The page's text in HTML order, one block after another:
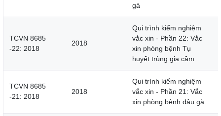
gà
TCVN 8685
-22: 2018
2018
Qui trình kiểm nghiệm
vắc xin - Phần 22: Vắc
xin phòng bệnh Tụ
huyết trùng gia cầm
TCVN 8685
-21: 2018
2018
Qui trình kiểm nghiệm
vắc xin - Phần 21: Vắc
xin phòng bệnh đậu gà